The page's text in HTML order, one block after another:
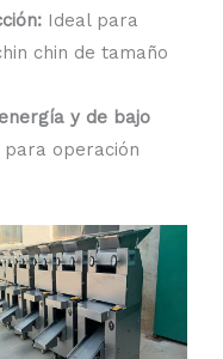
Ideal para
chin de tamaño
y de bajo
para operación